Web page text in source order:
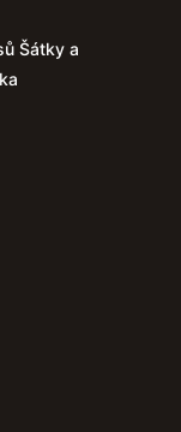
Šátky a